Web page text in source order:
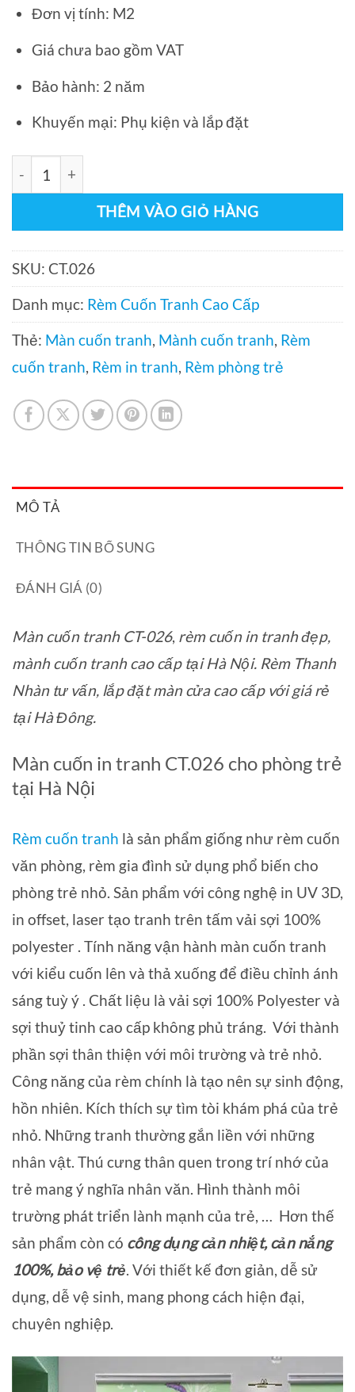
Đơn vị tính: M2
Giá chưa bao gồm VAT
Bảo hành: 2 năm
Khuyến mại: Phụ kiện và lắp đặt
Màn cuốn tranh CT.026 số lượng
THÊM VÀO GIỎ HÀNG
SKU: CT.026
Danh mục: Rèm Cuốn Tranh Cao Cấp
Thẻ: Màn cuốn tranh Mành cuốn tranh Rèm
cuốn tranh Rèm in tranh Rèm phòng trẻ
MÔ TẢ
THÔNG TIN BỔ SUNG
ĐÁNH GIÁ (0)
Màn cuốn tranh CT-026, rèm cuốn in tranh đẹp,
mành cuốn tranh cao cấp tại Hà Nội. Rèm Thanh
Nhàn tư vấn, lắp đặt màn cửa cao cấp với giá rẻ
tại Hà Đông.
Màn cuốn in tranh CT.026 cho phòng trẻ
tại Hà Nội
Rèm cuốn tranh là sản phẩm giống như rèm cuốn
văn phòng, rèm gia đình sử dụng phổ biến cho
phòng trẻ nhỏ. Sản phẩm với công nghệ in UV 3D,
in offset, laser tạo tranh trên tấm vải sợi 100%
polyester . Tính năng vận hành màn cuốn tranh
với kiểu cuốn lên và thả xuống để điều chỉnh ánh
sáng tuỳ ý . Chất liệu là vải sợi 100% Polyester và
sợi thuỷ tinh cao cấp không phủ tráng. Với thành
phần sợi thân thiện với môi trường và trẻ nhỏ.
Công năng của rèm chính là tạo nên sự sinh động,
hồn nhiên. Kích thích sự tìm tòi khám phá của trẻ
nhỏ. Những tranh thường gắn liền với những
nhân vật. Thú cưng thân quen trong trí nhớ của
trẻ mang ý nghĩa nhân văn. Hình thành môi
trường phát triển lành mạnh của trẻ, … Hơn thế
sản phẩm còn có công dụng cản nhiệt, cản nắng
100%, bảo vệ trẻ . Với thiết kế đơn giản, dễ sử
dụng, dễ vệ sinh, mang phong cách hiện đại,
chuyên nghiệp.